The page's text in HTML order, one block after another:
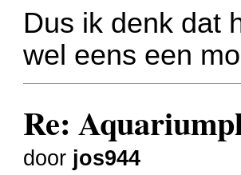
Dus ik denk dat
wel eens een
Re:
door jos944